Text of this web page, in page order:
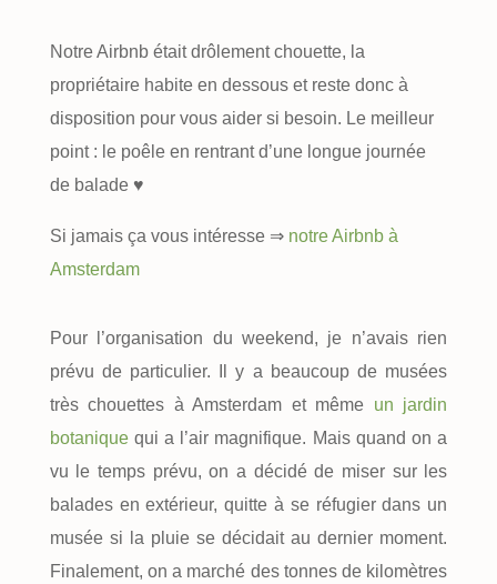
Notre Airbnb était drôlement chouette, la
propriétaire habite en dessous et reste donc à
disposition pour vous aider si besoin. Le meilleur
point : le poêle en rentrant d’une longue journée
de balade ♥
Si jamais ça vous intéresse ⇒ notre Airbnb à
Amsterdam
Pour l’organisation du weekend, je n’avais rien
prévu de particulier. Il y a beaucoup de musées
très chouettes à Amsterdam et même un jardin
botaniquequi a l’air magnifique. Mais quand on a
vu le temps prévu, on a décidé de miser sur les
balades en extérieur, quitte à se réfugier dans un
musée si la pluie se décidait au dernier moment.
Finalement, on a marché des tonnes de kilomètres